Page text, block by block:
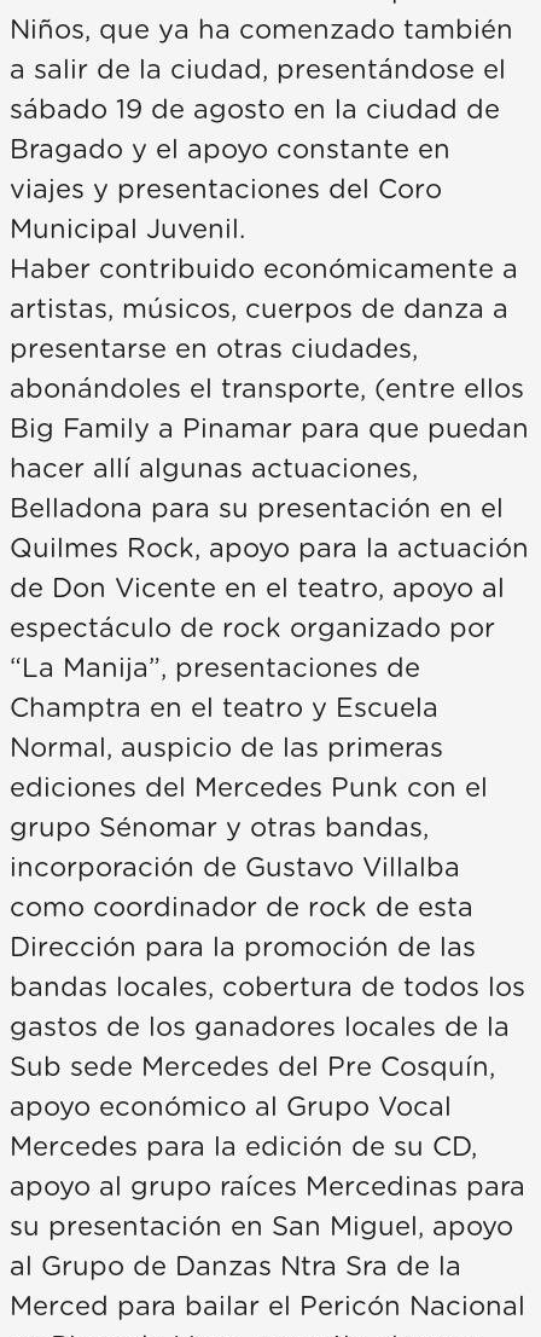
Niños, que ya ha comenzado también
a salir de la ciudad, presentándose el
sábado 19 de agosto en la ciudad de
Bragado y el apoyo constante en
viajes y presentaciones del Coro
Municipal Juvenil.
Haber contribuido económicamente a
artistas, músicos, cuerpos de danza a
presentarse en otras ciudades,
abonándoles el transporte, (entre ellos
Big Family a Pinamar para que puedan
hacer allí algunas actuaciones,
Belladona para su presentación en el
Quilmes Rock, apoyo para la actuación
de Don Vicente en el teatro, apoyo al
espectáculo de rock organizado por
“La Manija”, presentaciones de
Champtra en el teatro y Escuela
Normal, auspicio de las primeras
ediciones del Mercedes Punk con el
grupo Sénomar y otras bandas,
incorporación de Gustavo Villalba
como coordinador de rock de esta
Dirección para la promoción de las
bandas locales, cobertura de todos los
gastos de los ganadores locales de la
Sub sede Mercedes del Pre Cosquín,
apoyo económico al Grupo Vocal
Mercedes para la edición de su CD,
apoyo al grupo raíces Mercedinas para
su presentación en San Miguel, apoyo
al Grupo de Danzas Ntra Sra de la
Merced para bailar el Pericón Nacional